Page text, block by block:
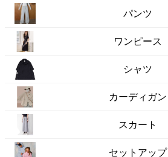
パンツ
ワンピース
シャツ
カーディガン
スカート
セットアップ